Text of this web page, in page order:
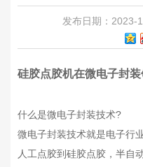
发布日期：2023-
硅胶点胶机在微电子封
什么是微电子封装技术?
微电子封装技术就是电子行
人工点胶到硅胶点胶，半自